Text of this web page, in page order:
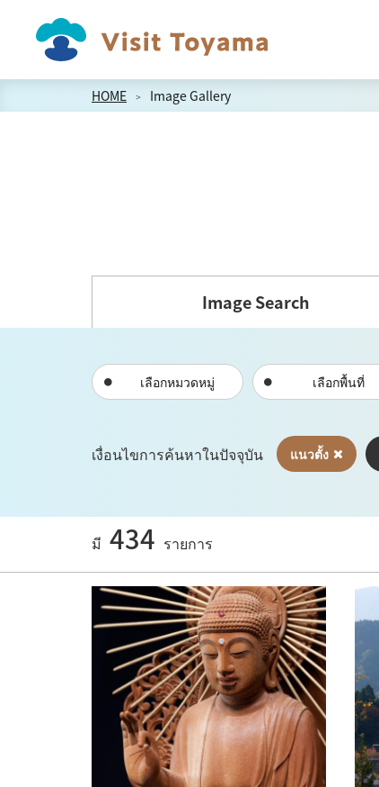
HOME Image Gallery
Image Search
เลือกหมวดหมู่ เลือกพื้นที่
เงื่อนไขการค้นหาในปัจจุบัน แนวตั้ง
มี 434 รายการ